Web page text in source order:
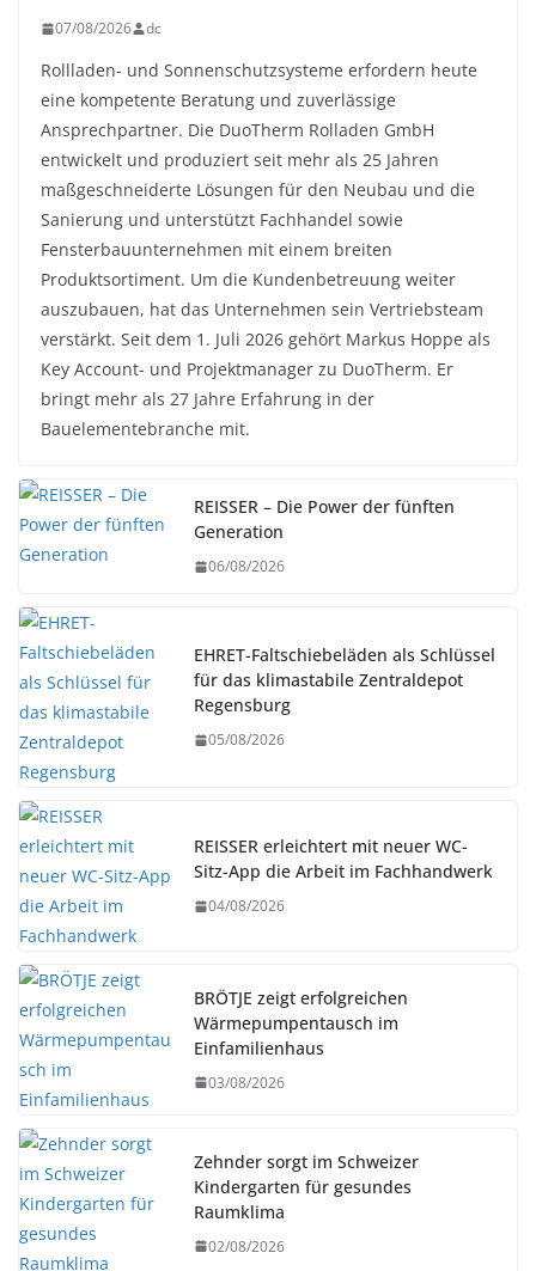
07/08/2026 dc
Rollladen- und Sonnenschutzsysteme erfordern heute
eine kompetente Beratung und zuverlässige
Ansprechpartner. Die DuoTherm Rolladen GmbH
entwickelt und produziert seit mehr als 25 Jahren
maßgeschneiderte Lösungen für den Neubau und die
Sanierung und unterstützt Fachhandel sowie
Fensterbauunternehmen mit einem breiten
Produktsortiment. Um die Kundenbetreuung weiter
auszubauen, hat das Unternehmen sein Vertriebsteam
verstärkt. Seit dem 1. Juli 2026 gehört Markus Hoppe als
Key Account- und Projektmanager zu DuoTherm. Er
bringt mehr als 27 Jahre Erfahrung in der
Bauelementebranche mit.
REISSER – Die Power der fünften
Generation
06/08/2026
EHRET-Faltschiebeläden als Schlüssel
für das klimastabile Zentraldepot
Regensburg
05/08/2026
REISSER erleichtert mit neuer WC-
Sitz-App die Arbeit im Fachhandwerk
04/08/2026
BRÖTJE zeigt erfolgreichen
Wärmepumpentausch im
Einfamilienhaus
03/08/2026
Zehnder sorgt im Schweizer
Kindergarten für gesundes
Raumklima
02/08/2026